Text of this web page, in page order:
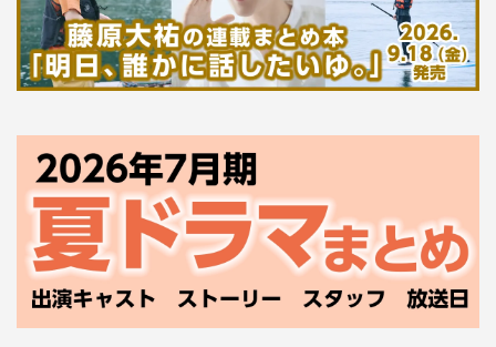
ドラマ公式サイト：https://www.mbs.jp/pbs_drama/
©『ピーナッツバターサンドウィッチ』製作委員会・MBS
©ミツコ/講談社
伊藤修子 伊藤健太郎 矢作穂香